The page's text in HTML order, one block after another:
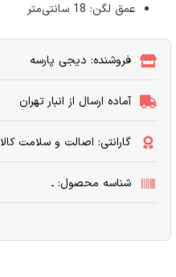
عمق لگن: 18 سانتی‌متر
فروشنده: دیجی پارسه
آماده ارسال از انبار تهران
گارانتی: اصالت و سلامت کالا
شناسه محصول: ـ